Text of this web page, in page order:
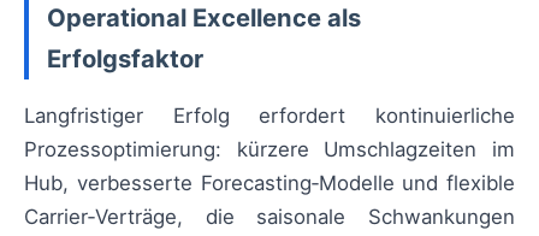
Operational Excellence als
Erfolgsfaktor
Langfristiger Erfolg erfordert kontinuierliche
Prozessoptimierung: kürzere Umschlagzeiten im
Hub, verbesserte Forecasting‑Modelle und flexible
Carrier‑Verträge, die saisonale Schwankungen